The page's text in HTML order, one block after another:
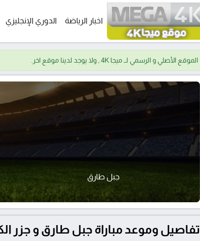
اخبار الرياضة الدوري الإنجليزي
الموقع الأصلي و الرسمي لــ ميجا 4K , ولا يوجد لدينا موقع اخر.
جبل طارق
تفاصيل وموعد مباراة جبل طارق و جزر الكايمان بتاريخ 6/6/2026